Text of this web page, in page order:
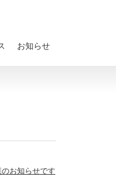
お知らせ
お知らせです